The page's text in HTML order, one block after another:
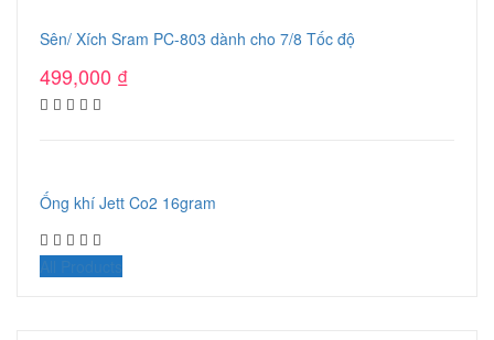
Sên/ Xích Sram PC-803 dành cho 7/8 Tốc độ
499,000 ₫
Ống khí Jett Co2 16gram